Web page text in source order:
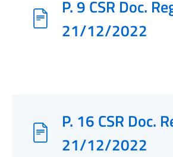
P. 9 CSR Doc.
21/12/2022
P. 16 CSR Doc.
21/12/2022